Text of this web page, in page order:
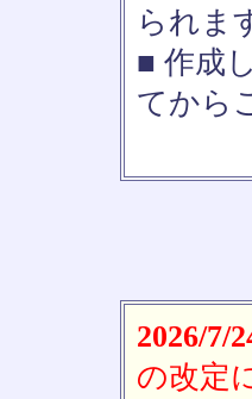
られま
■ 作成
てから
2026/7/
の改定